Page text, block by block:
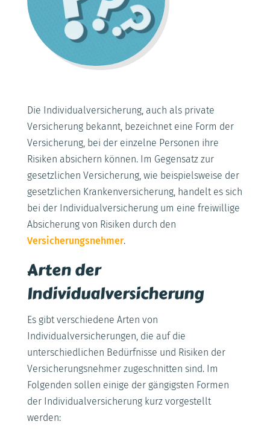
Die Individualversicherung, auch als private
Versicherung bekannt, bezeichnet eine Form der
Versicherung, bei der einzelne Personen ihre
Risiken absichern können. Im Gegensatz zur
gesetzlichen Versicherung, wie beispielsweise der
gesetzlichen Krankenversicherung, handelt es sich
bei der Individualversicherung um eine freiwillige
Absicherung von Risiken durch den
Versicherungsnehmer.
Arten der
Individualversicherung
Es gibt verschiedene Arten von
Individualversicherungen, die auf die
unterschiedlichen Bedürfnisse und Risiken der
Versicherungsnehmer zugeschnitten sind. Im
Folgenden sollen einige der gängigsten Formen
der Individualversicherung kurz vorgestellt
werden: